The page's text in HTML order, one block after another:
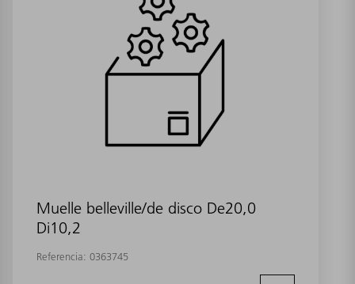
Muelle belleville/de disco De20,0
Di10,2
Referencia: 0363745